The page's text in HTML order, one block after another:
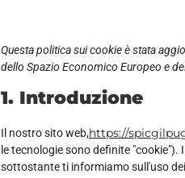
Questa politica sui cookie è stata
dello Spazio Economico Europeo e
1. Introduzione
Il nostro sito web,https://
le tecnologie sono definite
sottostante ti informiamo sull'uso